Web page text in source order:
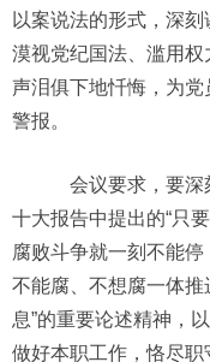
以案说法的形式，深刻
漠视党纪国法、滥用
声泪俱下地忏悔，为
警报。
会议要求，要深
十大报告中提出的“只
腐败斗争就一刻不能停
不能腐、不想腐一体
息”的重要论述精神，
做好本职工作，恪尽